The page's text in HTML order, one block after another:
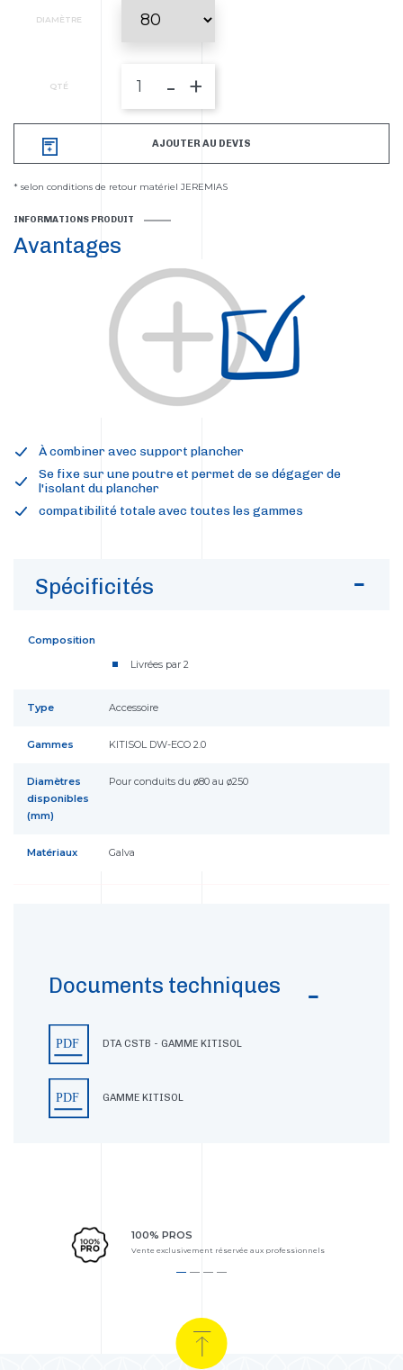
DIAMÈTRE
QTÉ - +
AJOUTER AU DEVIS
* selon conditions de retour matériel JEREMIAS
INFORMATIONS PRODUIT
Avantages
À combiner avec support plancher
Se fixe sur une poutre et permet de se dégager de
l'isolant du plancher
compatibilité totale avec toutes les gammes
Spécificités
Composition
Livrées par 2
Type Accessoire
Gammes KITISOL DW-ECO 2.0
Diamètres
disponibles
(mm)
Pour conduits du ø80 au ø250
Matériaux Galva
Documents techniques
DTA CSTB - GAMME KITISOL
GAMME KITISOL
100% PROS
Vente exclusivement réservée aux professionnels